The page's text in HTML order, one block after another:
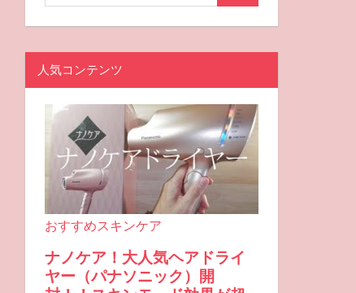
人気コンテンツ